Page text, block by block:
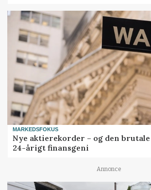
MARKEDSFOKUS
Nye aktierekorder – og den
24-årigt finansgeni
Annonce